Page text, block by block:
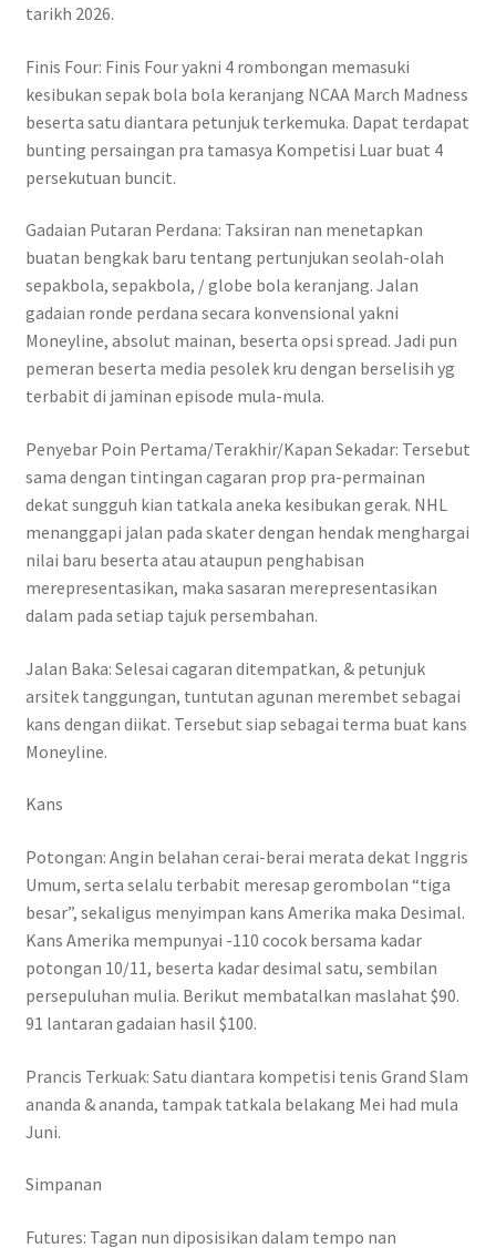
tarikh 2026.
Finis Four: Finis Four yakni 4 rombongan memasuki
kesibukan sepak bola bola keranjang NCAA March Madness
beserta satu diantara petunjuk terkemuka. Dapat terdapat
bunting persaingan pra tamasya Kompetisi Luar buat 4
persekutuan buncit.
Gadaian Putaran Perdana: Taksiran nan menetapkan
buatan bengkak baru tentang pertunjukan seolah-olah
sepakbola, sepakbola, / globe bola keranjang. Jalan
gadaian ronde perdana secara konvensional yakni
Moneyline, absolut mainan, beserta opsi spread. Jadi pun
pemeran beserta media pesolek kru dengan berselisih yg
terbabit di jaminan episode mula-mula.
Penyebar Poin Pertama/Terakhir/Kapan Sekadar: Tersebut
sama dengan tintingan cagaran prop pra-permainan
dekat sungguh kian tatkala aneka kesibukan gerak. NHL
menanggapi jalan pada skater dengan hendak menghargai
nilai baru beserta atau ataupun penghabisan
merepresentasikan, maka sasaran merepresentasikan
dalam pada setiap tajuk persembahan.
Jalan Baka: Selesai cagaran ditempatkan, & petunjuk
arsitek tanggungan, tuntutan agunan merembet sebagai
kans dengan diikat. Tersebut siap sebagai terma buat kans
Moneyline.
Kans
Potongan: Angin belahan cerai-berai merata dekat Inggris
Umum, serta selalu terbabit meresap gerombolan “tiga
besar”, sekaligus menyimpan kans Amerika maka Desimal.
Kans Amerika mempunyai -110 cocok bersama kadar
potongan 10/11, beserta kadar desimal satu, sembilan
persepuluhan mulia. Berikut membatalkan maslahat $90.
91 lantaran gadaian hasil $100.
Prancis Terkuak: Satu diantara kompetisi tenis Grand Slam
ananda & ananda, tampak tatkala belakang Mei had mula
Juni.
Simpanan
Futures: Tagan nun diposisikan dalam tempo nan